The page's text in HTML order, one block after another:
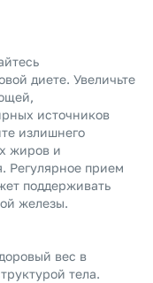
диете. Увеличьте
источников
излишнего
жиров и
Регулярное прием
поддерживать
железы.
вес в
тела.